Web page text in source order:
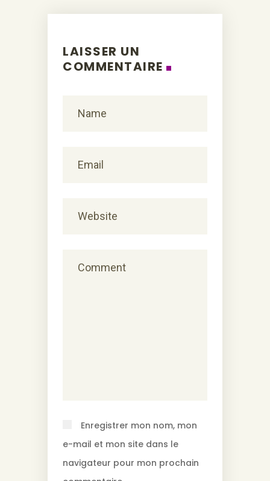
LAISSER UN
COMMENTAIRE
Enregistrer mon nom, mon
e-mail et mon site dans le
navigateur pour mon prochain